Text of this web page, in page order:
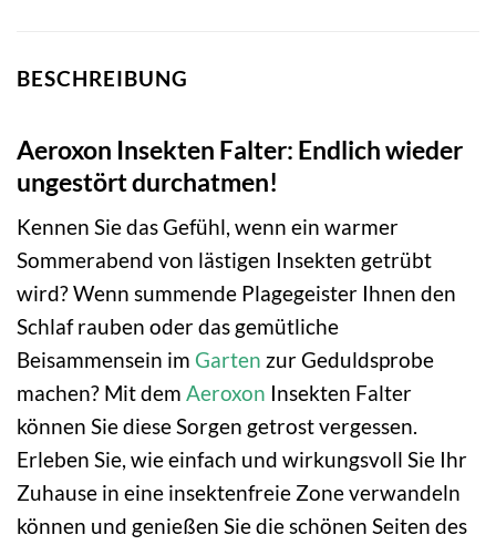
BESCHREIBUNG
Aeroxon Insekten Falter: Endlich wieder
ungestört durchatmen!
Kennen Sie das Gefühl, wenn ein warmer
Sommerabend von lästigen Insekten getrübt
wird? Wenn summende Plagegeister Ihnen den
Schlaf rauben oder das gemütliche
Beisammensein im Garten zur Geduldsprobe
machen? Mit dem Aeroxon Insekten Falter
können Sie diese Sorgen getrost vergessen.
Erleben Sie, wie einfach und wirkungsvoll Sie Ihr
Zuhause in eine insektenfreie Zone verwandeln
können und genießen Sie die schönen Seiten des